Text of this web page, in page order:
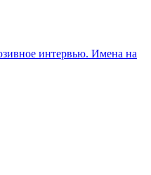
интервью. Имена на